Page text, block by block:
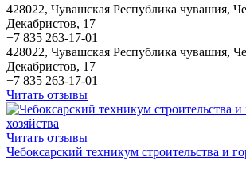
428022, Чувашская Республика чувашия,
Декабристов, 17
+7 835 263-17-01
428022, Чувашская Республика чувашия,
Декабристов, 17
+7 835 263-17-01
Читать отзывы
Читать отзывы
Чебоксарский техникум строительства и